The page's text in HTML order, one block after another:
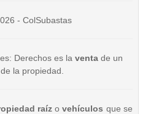
- ColSubastas
Derechos es la ventade un
la propiedad.
raízo vehículos que se